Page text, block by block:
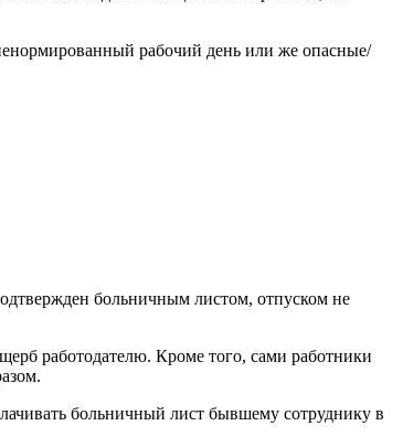
рабочий день или же опасные/
больничным листом, отпуском не
работодателю. Кроме того, сами работники
больничный лист бывшему сотруднику в